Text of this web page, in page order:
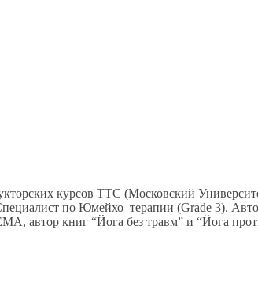
курсов ТТС (Московский
по Юмейхо–терапии (Grade 3).
автор книг “Йога без травм” и “Йога